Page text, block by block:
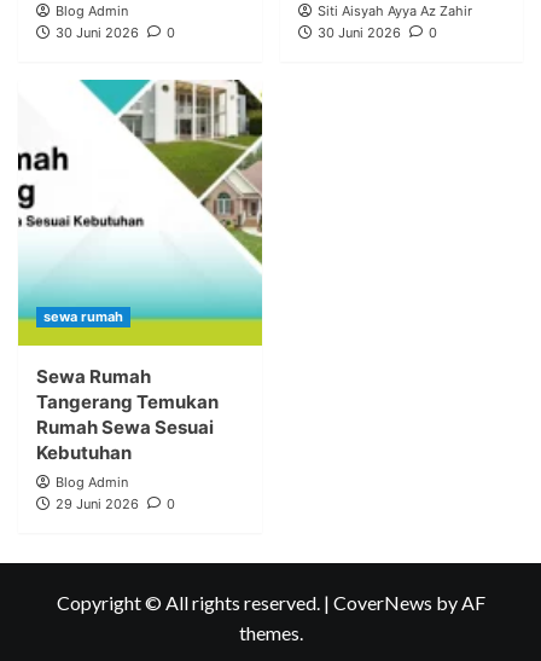
Blog Admin
30 Juni 2026
0
Siti Aisyah Ayya Az Zahir
30 Juni 2026
0
sewa rumah
Sewa Rumah
Tangerang Temukan
Rumah Sewa Sesuai
Kebutuhan
Blog Admin
29 Juni 2026
0
Copyright © All rights reserved. | CoverNews by AF
themes.